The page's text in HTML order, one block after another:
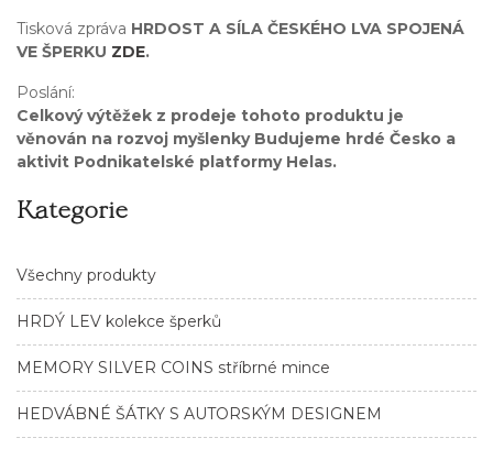
Kategorie
Všechny produkty
HRDÝ LEV kolekce šperků
MEMORY SILVER COINS stříbrné mince
HEDVÁBNÉ ŠÁTKY S AUTORSKÝM DESIGNEM
Tisková zpráva HRDOST A SÍLA ČESKÉHO LVA SPOJENÁ
VE ŠPERKU ZDE.
Poslání:
Celkový výtěžek z prodeje tohoto produktu je
věnován na rozvoj myšlenky Budujeme hrdé Česko a
aktivit Podnikatelské platformy Helas.